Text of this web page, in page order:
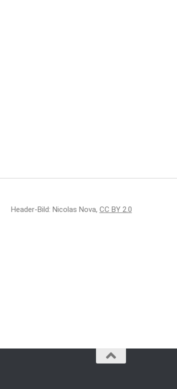
Header-Bild: Nicolas Nova, CC BY 2.0